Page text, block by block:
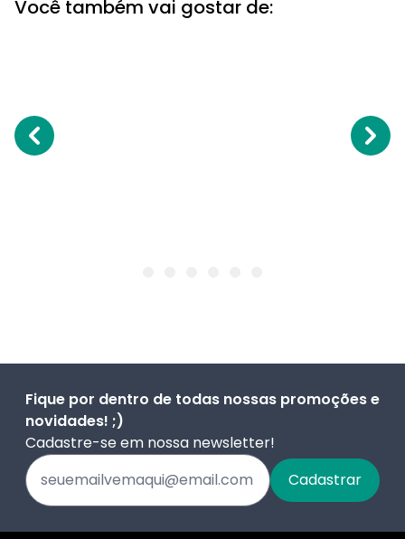
Você também vai gostar de:
Fique por dentro de todas nossas promoções e
novidades! ;)
Cadastre-se em nossa newsletter!